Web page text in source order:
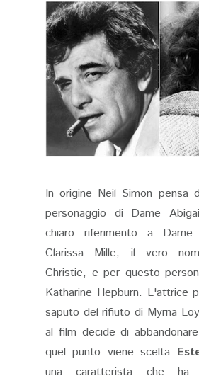
In origine Neil Simon pensa
personaggio di Dame
chiaro riferimento a
Clarissa Mille, il vero
Christie, e per questo
Katharine Hepburn. L'attrice
saputo del rifiuto di Myrna
al film decide di
quel punto viene scelta
una caratterista che ha